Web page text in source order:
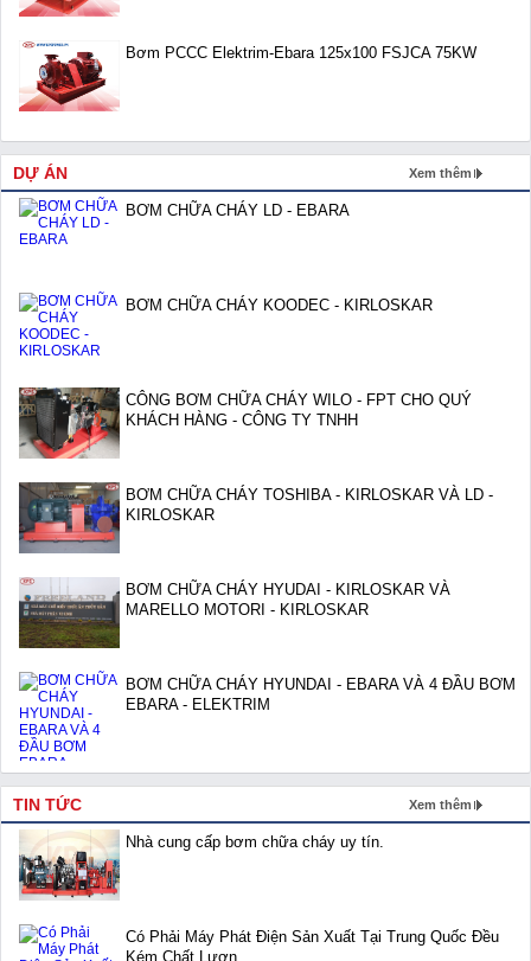
Bơm PCCC Elektrim-Ebara 125x100 FSJCA 75KW
DỰ ÁN Xem thêm
BƠM CHỮA CHÁY LD - EBARA
BƠM CHỮA CHÁY KOODEC - KIRLOSKAR
CÔNG BƠM CHỮA CHÁY WILO - FPT CHO QUÝ
KHÁCH HÀNG - CÔNG TY TNHH
BƠM CHỮA CHÁY TOSHIBA - KIRLOSKAR VÀ LD -
KIRLOSKAR
BƠM CHỮA CHÁY HYUDAI - KIRLOSKAR VÀ
MARELLO MOTORI - KIRLOSKAR
BƠM CHỮA CHÁY HYUNDAI - EBARA VÀ 4 ĐẦU BƠM
EBARA - ELEKTRIM
TIN TỨC Xem thêm
Nhà cung cấp bơm chữa cháy uy tín.
Có Phải Máy Phát Điện Sản Xuất Tại Trung Quốc Đều
Kém Chất Lượn